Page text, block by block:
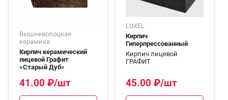
Вышневолоцкая
керамика
Кирпич керамический
лицевой Графит
«Старый Дуб»
41.00 ₽/шт
LUXEL
Кирпич
Гиперпрессованный
Кирпич лицевой
ГРАФИТ
45.00 ₽/шт